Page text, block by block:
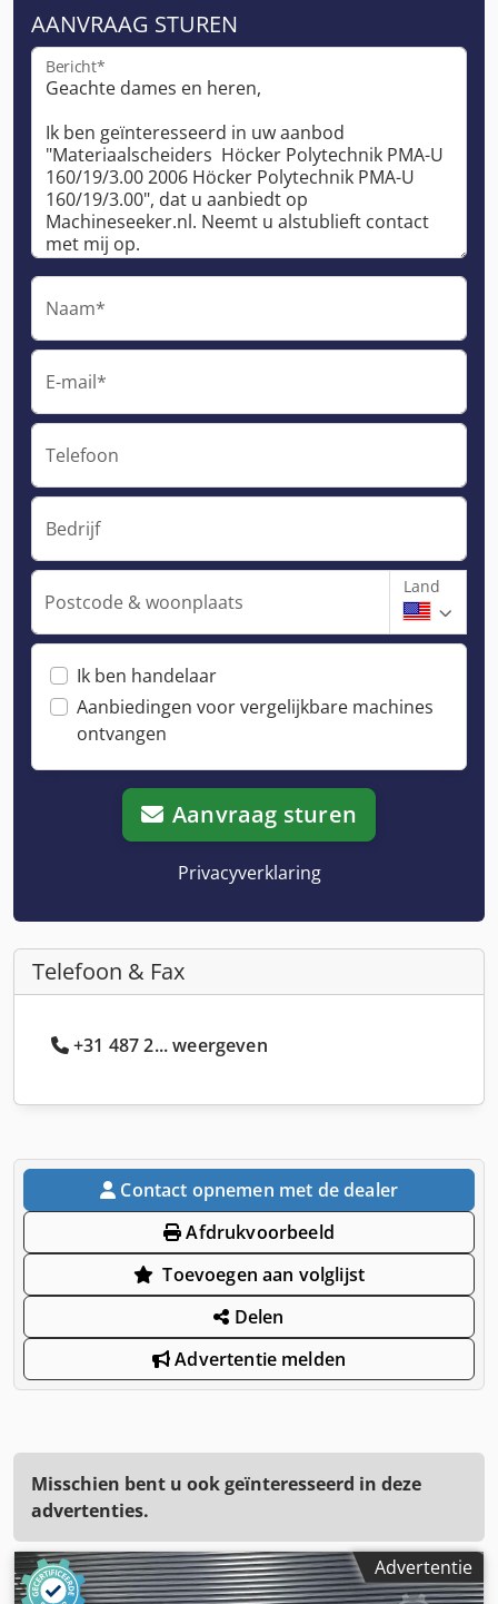
AANVRAAG STUREN
Bericht*
Naam*
E-mail*
Telefoon
Bedrijf
Postcode & woonplaats
Land
Ik ben handelaar
Aanbiedingen voor vergelijkbare machines
ontvangen
Aanvraag sturen
Privacyverklaring
Telefoon & Fax
+31 487 2... weergeven
Contact opnemen met de dealer
Afdrukvoorbeeld
Toevoegen aan volglijst
Delen
Advertentie melden
Misschien bent u ook geïnteresseerd in deze
advertenties.
Advertentie